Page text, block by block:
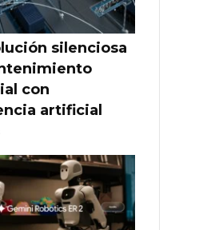
silenciosa
con
artificial